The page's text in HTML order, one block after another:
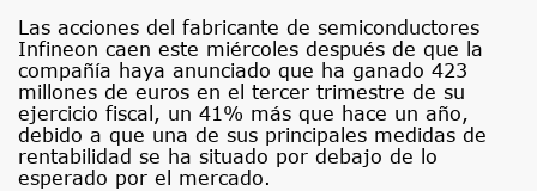
Las acciones del fabricante de semiconductores
Infineon caen este miércoles después de que la
compañía haya anunciado que ha ganado 423
millones de euros en el tercer trimestre de su
ejercicio fiscal, un 41% más que hace un año,
debido a que una de sus principales medidas de
rentabilidad se ha situado por debajo de lo
esperado por el mercado.